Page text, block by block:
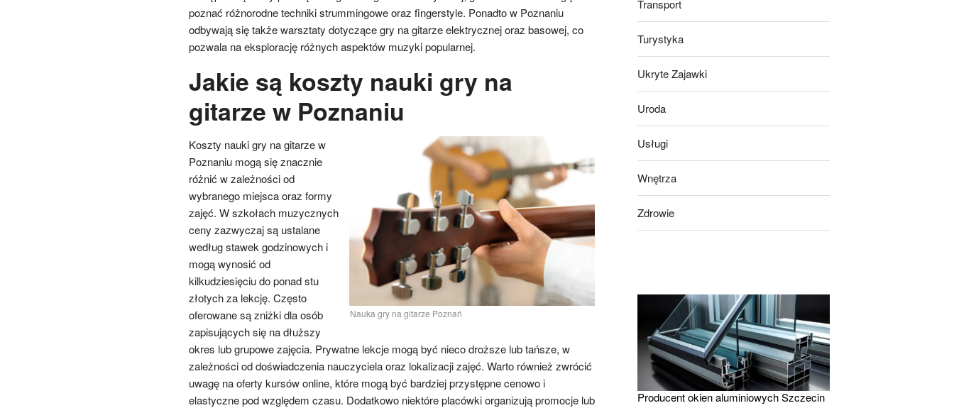
poznać różnorodne techniki strummingowe oraz fingerstyle. Ponadto w Poznaniu
odbywają się także warsztaty dotyczące gry na gitarze elektrycznej oraz basowej, co
pozwala na eksplorację różnych aspektów muzyki popularnej.
Jakie są koszty nauki gry na
gitarze w Poznaniu
Nauka gry na gitarze Poznań
Koszty nauki gry na gitarze w
Poznaniu mogą się znacznie
różnić w zależności od
wybranego miejsca oraz formy
zajęć. W szkołach muzycznych
ceny zazwyczaj są ustalane
według stawek godzinowych i
mogą wynosić od
kilkudziesięciu do ponad stu
złotych za lekcję. Często
oferowane są zniżki dla osób
zapisujących się na dłuższy
okres lub grupowe zajęcia. Prywatne lekcje mogą być nieco droższe lub tańsze, w
zależności od doświadczenia nauczyciela oraz lokalizacji zajęć. Warto również zwrócić
uwagę na oferty kursów online, które mogą być bardziej przystępne cenowo i
elastyczne pod względem czasu. Dodatkowo niektóre placówki organizują promocje lub
Transport
Turystyka
Ukryte Zajawki
Uroda
Usługi
Wnętrza
Zdrowie
Producent okien aluminiowych Szczecin